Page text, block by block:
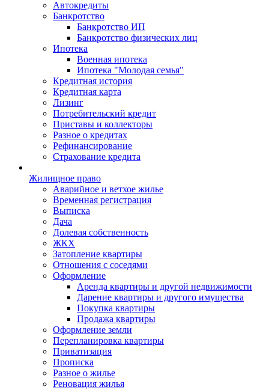
Автокредиты
Банкротство
Банкротство ИП
Банкротство физических лиц
Ипотека
Военная ипотека
Ипотека "Молодая семья"
Кредитная история
Кредитная карта
Лизинг
Потребительский кредит
Приставы и коллекторы
Разное о кредитах
Рефинансирование
Страхование кредита
Жилищное право
Аварийное и ветхое жилье
Временная регистрация
Выписка
Дача
Долевая собственность
ЖКХ
Затопление квартиры
Отношения с соседями
Оформление
Аренда квартиры и другой недвижимости
Дарение квартиры и другого имущества
Покупка квартиры
Продажа квартиры
Оформление земли
Перепланировка квартиры
Приватизация
Прописка
Разное о жилье
Реновация жилья